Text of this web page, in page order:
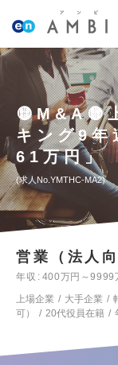
🟡M&A🟡
キング9年
61万円」
求人No.YMTHC-MA2
営業（法人向
年収
400万円～9999
上場企業
大手企業
可）
20代役員在籍